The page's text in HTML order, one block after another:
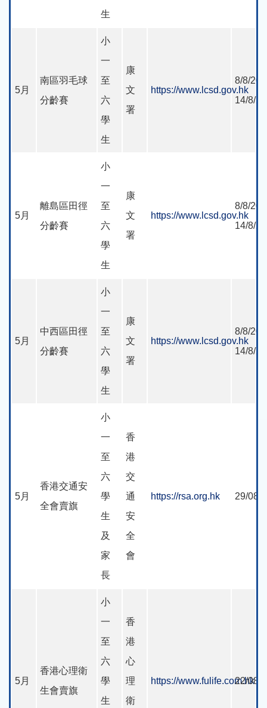
生
5月
南區羽毛球
分齡賽
小
一
至
六
學
生
康
文
署
https://www.lcsd.gov.hk
8/8/
14/8/
5月
離島區田徑
分齡賽
小
一
至
六
學
生
康
文
署
https://www.lcsd.gov.hk
8/8/
14/8/
5月
中西區田徑
分齡賽
小
一
至
六
學
生
康
文
署
https://www.lcsd.gov.hk
8/8/
14/8/
5月
香港交通安
全會賣旗
小
一
至
六
學
生
及
家
長
香
港
交
通
安
全
會
https://rsa.org.hk 29/08/
5月
香港心理衛
生會賣旗
小
一
至
六
學
生
香
港
心
理
衛
https://www.fulife.com.hk
22/08/